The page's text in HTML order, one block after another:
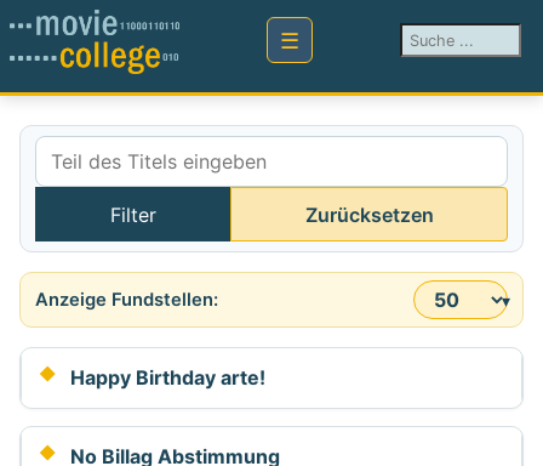
Suchen ...
Teil des Titels eingeben
Filter Zurücksetzen
Anzeige #
Happy Birthday arte!
No Billag Abstimmung